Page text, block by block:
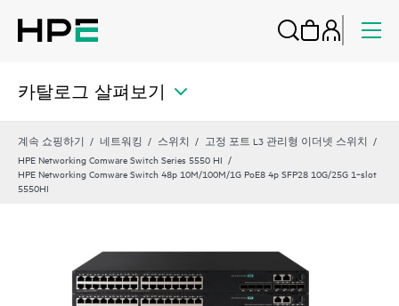
카탈로그 살펴보기
계속 쇼핑하기 네트워킹 스위치
고정 포트 L3 관리형 이더넷 스위치
HPE Networking Comware Switch Series 5550 HI
HPE Networking Comware Switch 48p 10M/100M/1G PoE8 4p SFP28 10G/25G 1‑slot
5550HI